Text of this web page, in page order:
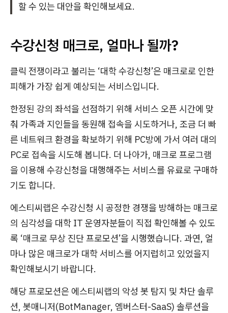
할 수 있는 대안을 확인해보세요.
수강신청 매크로, 얼마나 될까?
클릭 전쟁이라고 불리는 ‘대학 수강신청’은 매크로로 인한
피해가 가장 쉽게 예상되는 서비스입니다.
한정된 강의 좌석을 선점하기 위해 서비스 오픈 시간에 맞
춰 가족과 지인들을 동원해 접속을 시도하거나, 조금 더 빠
른 네트워크 환경을 확보하기 위해 PC방에 가서 여러 대의
PC로 접속을 시도해 봅니다. 더 나아가, 매크로 프로그램
을 이용해 수강신청을 대행해주는 서비스를 유료로 구매하
기도 합니다.
에스티씨랩은 수강신청 시 공정한 경쟁을 방해하는 매크로
의 심각성을 대학 IT 운영자분들이 직접 확인해볼 수 있도
록 ‘매크로 무상 진단 프로모션’을 시행했습니다. 과연, 얼
마나 많은 매크로가 대학 서비스를 어지럽히고 있었을지
확인해보시기 바랍니다.
해당 프로모션은 에스티씨랩의 악성 봇 탐지 및 차단 솔루
션, 봇매니저(BotManager, 엠버스터-SaaS) 솔루션을